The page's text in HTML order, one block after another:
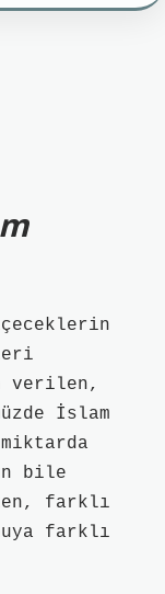
verilen,
İslam
bile
farklı
farklı